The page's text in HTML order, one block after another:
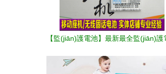
【監(jiān)護電池】最新最全監(jiān)護